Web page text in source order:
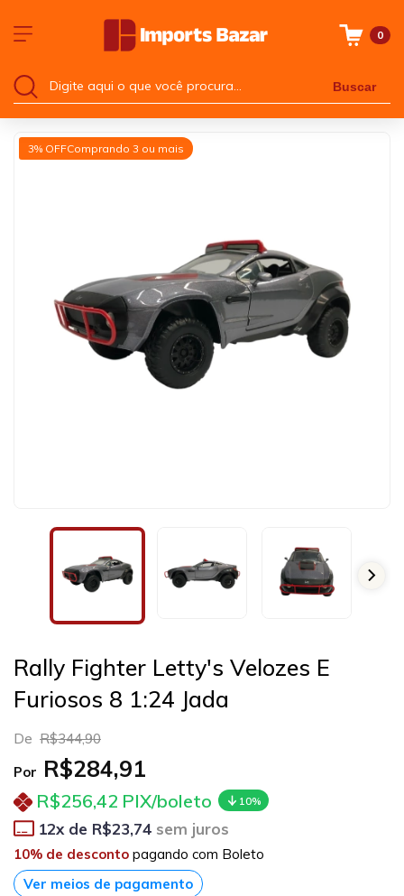
0
Buscar
3% OFFComprando 3 ou mais
Rally Fighter Letty's Velozes E
Furiosos 8 1:24 Jada
De R$344,90
Por R$284,91
R$256,42 PIX/boleto 10%
12x de R$23,74 sem juros
10% de desconto pagando com Boleto
Ver meios de pagamento